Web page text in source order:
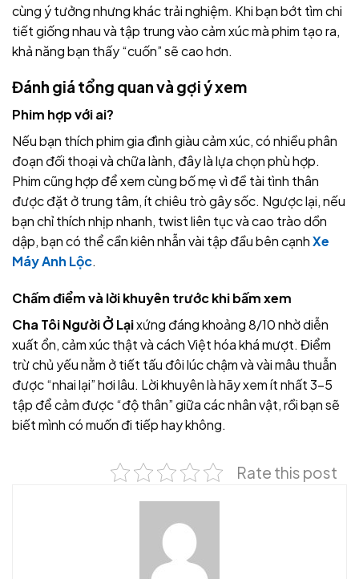
cùng ý tưởng nhưng khác trải nghiệm. Khi bạn bớt tìm chi
tiết giống nhau và tập trung vào cảm xúc mà phim tạo ra,
khả năng bạn thấy “cuốn” sẽ cao hơn.
Đánh giá tổng quan và gợi ý xem
Phim hợp với ai?
Nếu bạn thích phim gia đình giàu cảm xúc, có nhiều phân
đoạn đối thoại và chữa lành, đây là lựa chọn phù hợp.
Phim cũng hợp để xem cùng bố mẹ vì đề tài tình thân
được đặt ở trung tâm, ít chiêu trò gây sốc. Ngược lại, nếu
bạn chỉ thích nhịp nhanh, twist liên tục và cao trào dồn
dập, bạn có thể cần kiên nhẫn vài tập đầu bên cạnhXe
Máy Anh Lộc.
Chấm điểm và lời khuyên trước khi bấm xem
Cha Tôi Người Ở Lạixứng đáng khoảng 8/10 nhờ diễn
xuất ổn, cảm xúc thật và cách Việt hóa khá mượt. Điểm
trừ chủ yếu nằm ở tiết tấu đôi lúc chậm và vài mâu thuẫn
được “nhai lại” hơi lâu. Lời khuyên là hãy xem ít nhất 3–5
tập để cảm được “độ thân” giữa các nhân vật, rồi bạn sẽ
biết mình có muốn đi tiếp hay không.
Rate this post